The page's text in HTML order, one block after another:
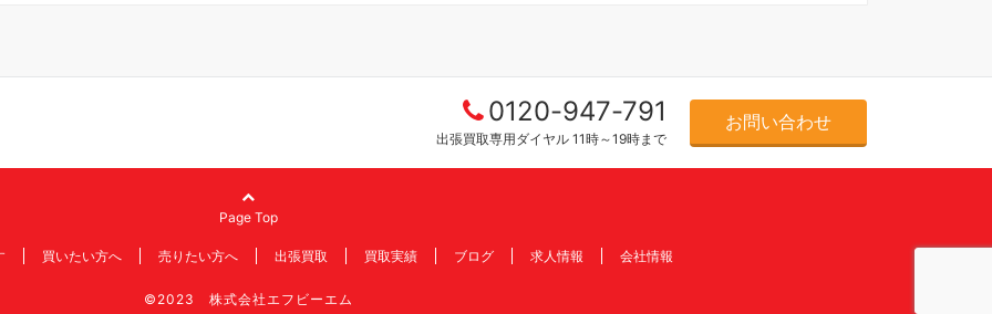
0120-947-791
出張買取専用ダイヤル 11時～19時まで
お問い合わせ
Page Top
買いたい方へ 売りたい方へ 出張買取 買取実績 ブログ 求人情報 会社情報
©2023 株式会社エフビーエム